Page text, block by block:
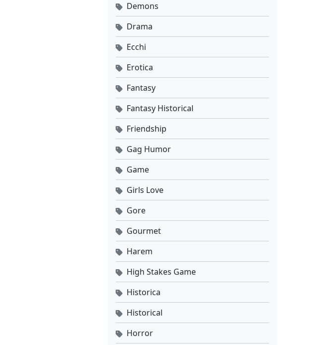
Demons
Drama
Ecchi
Erotica
Fantasy
Fantasy Historical
Friendship
Gag Humor
Game
Girls Love
Gore
Gourmet
Harem
High Stakes Game
Historica
Historical
Horror